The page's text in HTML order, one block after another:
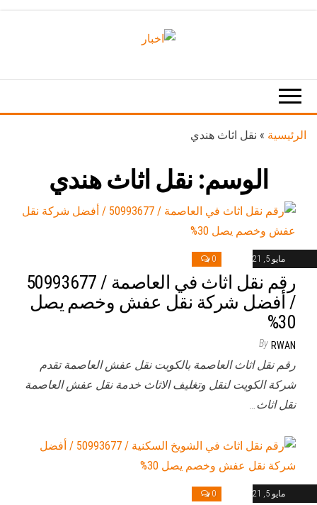
content
الكويت
الرئيسية » نقل اثاث هندي
الوسم: نقل اثاث هندي
مايو 5, 2021 0
رقم نقل اثاث في العاصمة / 50993677
/ أفضل شركة نقل عفش وخصم يصل
30%
By RWAN
رقم نقل اثاث العاصمة بالكويت نقل عفش العاصمة تقدم
شركة الكويت لنقل وتغليف الاثاث خدمة نقل عفش العاصمة
نقل اثاث…
مايو 5, 2021 0